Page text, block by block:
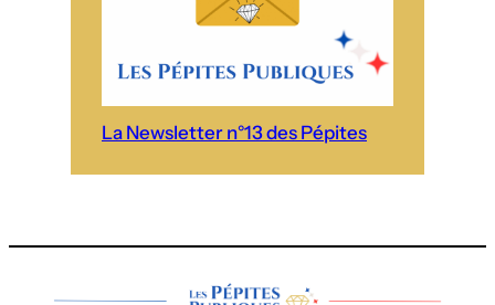
La Newsletter n°13 des Pépites